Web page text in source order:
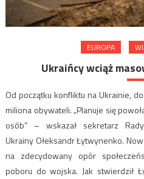
EUROPA
Ukraińcy wciąż
Od początku konfliktu na Ukrainie,
miliona obywateli. „Planuje się
osób” – wskazał sekretarz
Ukrainy Ołeksandr Łytwynenko.
na zdecydowany opór
poboru do wojska. Jak stwierdził